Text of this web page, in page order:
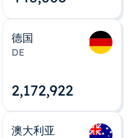
德国
DE
2,172,922
澳大利亚